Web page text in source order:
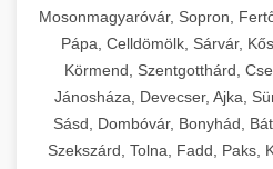
Mosonmagyaróvár, Sopron,
Pápa, Celldömölk, Sárvár,
Körmend, Szentgotthárd,
Jánosháza, Devecser, Ajka,
Sásd, Dombóvár, Bonyhád,
Szekszárd, Tolna, Fadd, Paks,